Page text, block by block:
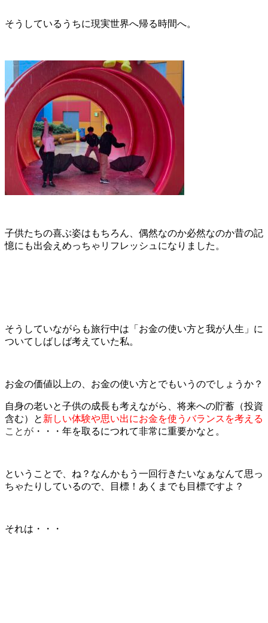
そうしているうちに現実世界へ帰る時間へ。
子供たちの喜ぶ姿はもちろん、偶然なのか必然なのか昔の記
憶にも出会えめっちゃリフレッシュになりました。
そうしていながらも旅行中は「お金の使い方と我が人生」に
ついてしばしば考えていた私。
お金の価値以上の、お金の使い方とでもいうのでしょうか？
自身の老いと子供の成長も考えながら、将来への貯蓄（投資
含む）と 新しい体験や思い出にお金を使うバランスを考える
ことが ・・・年を取るにつれて非常に重要かなと。
ということで、ね？なんかもう一回行きたいなぁなんて思っ
ちゃたりしているので、目標！あくまでも目標ですよ？
それは・・・